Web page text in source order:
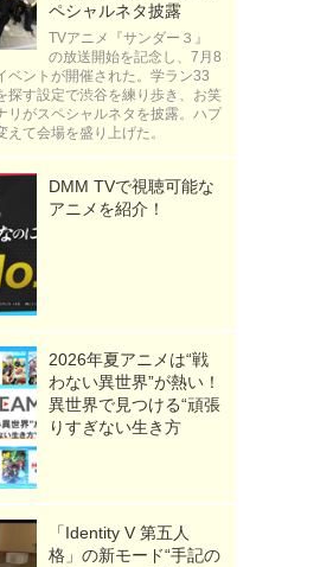
ペシャルネタ披露
TVアニメ『サンダー３』
の放送開始を記念し、7月8
ベントが開催された。学ラン33
探す設定で渋谷を練り歩き、お笑
リがスペシャルネタを披露。ハプ
えて会場を盛り上げた。
DMM TVで視聴可能な
アニメを紹介！
2026年夏アニメは“戦
わない異世界”が熱い！
異世界で見つける“頑張
りすぎない生き方
「Identity V 第五人
格」の新モード“手記の